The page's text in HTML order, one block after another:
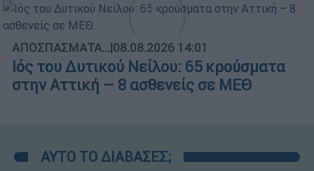
ΑΠΟΣΠΑΣΜΑΤΑ...|08.08.2026 14:01
Ιός του Δυτικού Νείλου: 65 κρούσματα
στην Αττική – 8 ασθενείς σε ΜΕΘ
ΑΥΤΟ ΤΟ ΔΙΑΒΑΣΕΣ;